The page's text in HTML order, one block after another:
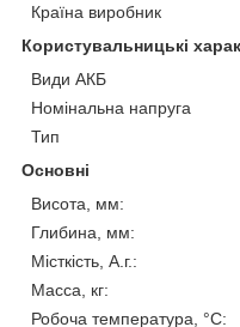
Країна виробник
Користувальницькі
Види АКБ
Номінальна напруга
Тип
Основні
Висота, мм:
Глибина, мм:
Місткість, А.г.:
Масса, кг:
Робоча температура, °C: